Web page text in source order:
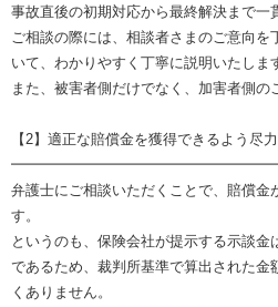
事故直後の初期対応から最終解決まで一
ご相談の際には、相談者さまのご意向を
いて、わかりやすく丁寧に説明いたしま
また、被害者側だけでなく、加害者側の
【2】適正な賠償金を獲得できるよう尽力
弁護士にご相談いただくことで、賠償金
す。
というのも、保険会社が提示する示談
であるため、裁判所基準で算出された金
くありません。